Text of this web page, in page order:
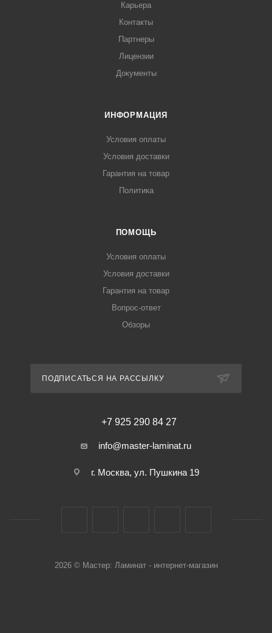
Карьера
Контакты
Партнеры
Лицензии
Документы
ИНФОРМАЦИЯ
Условия оплаты
Условия доставки
Гарантия на товар
Политика
ПОМОЩЬ
Условия оплаты
Условия доставки
Гарантия на товар
Вопрос-ответ
Обзоры
ПОДПИСАТЬСЯ НА РАССЫЛКУ
+7 925 290 84 27
info@master-laminat.ru
г. Москва, ул. Пушкина 19
2026 © Мастер: Ламинат - интернет-магазин